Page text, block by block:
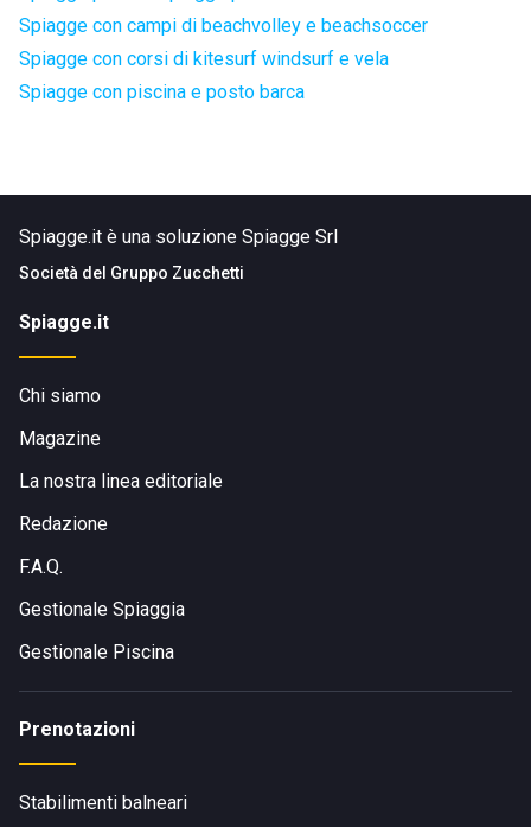
Spiagge con campi di beachvolley e beachsoccer
Spiagge con corsi di kitesurf windsurf e vela
Spiagge con piscina e posto barca
Spiagge.it è una soluzione Spiagge Srl
Società del Gruppo Zucchetti
Spiagge.it
Chi siamo
Magazine
La nostra linea editoriale
Redazione
F.A.Q.
Gestionale Spiaggia
Gestionale Piscina
Prenotazioni
Stabilimenti balneari